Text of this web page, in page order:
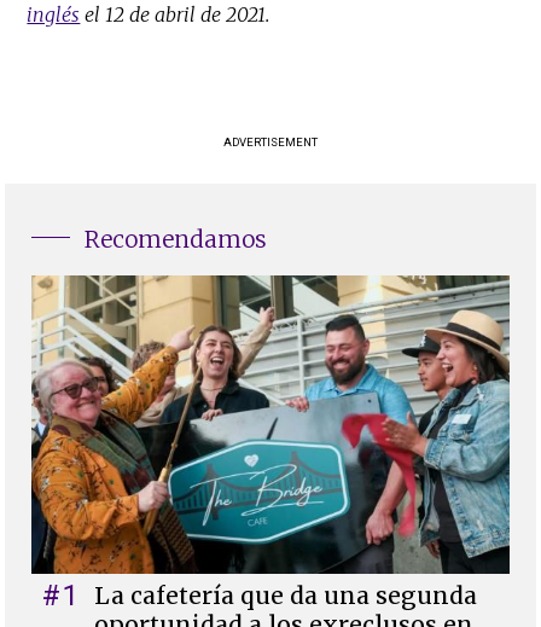
inglés el 12 de abril de 2021.
ADVERTISEMENT
Recomendamos
#1
La cafetería que da una segunda